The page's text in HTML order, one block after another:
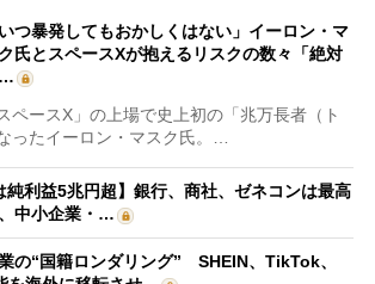
いつ暴発してもおかしくはない」イーロン・マ
氏とスペースXが抱えるリスクの数々「絶対
ースX」の上場で史上初の「兆万長者（ト
ったイーロン・マスク氏。…
純利益5兆円超】銀行、商社、ゼネコンは最高
中小企業・…
の“国籍ロンダリング” SHEIN、TikTok、